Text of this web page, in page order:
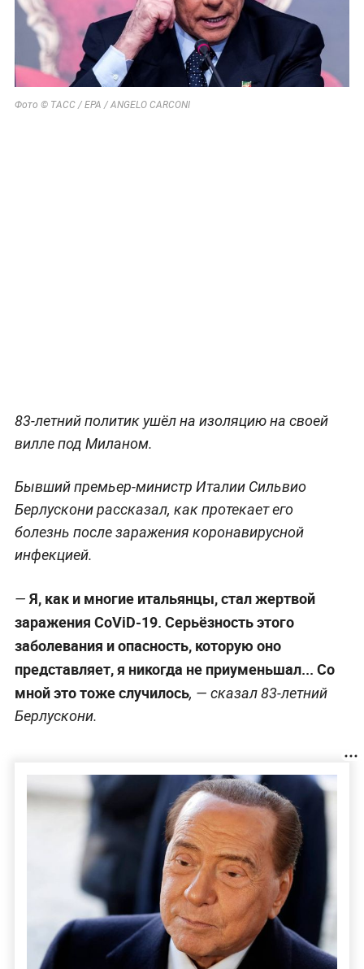
Фото © ТАСС / EPA / ANGELO CARCONI
83-летний политик ушёл на изоляцию на своей
вилле под Миланом.
Бывший премьер-министр Италии Сильвио
Берлускони рассказал, как протекает его
болезнь после заражения коронавирусной
инфекцией.
— Я, как и многие итальянцы, стал жертвой
заражения CoViD-19. Серьёзность этого
заболевания и опасность, которую оно
представляет, я никогда не приуменьшал... Со
мной это тоже случилось, — сказал 83-летний
Берлускони.